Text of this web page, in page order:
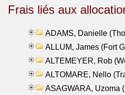
Frais liés aux
ADAMS, Danielle
ALLUM, James (Fort
ALTEMEYER, Rob
ALTOMARE, Nello
ASAGWARA, Uzoma